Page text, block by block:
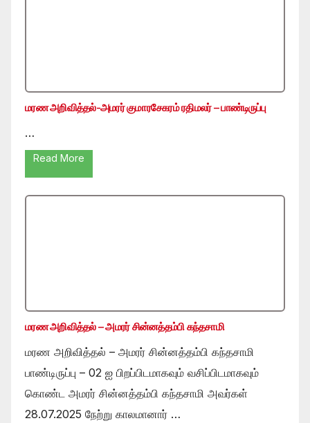
மரண அறிவித்தல்-அமரர் குமாரசேகரம் ரதிமலர் – பாண்டிருப்பு
…
Read More
மரண அறிவித்தல் – அமரர் சின்னத்தம்பி கந்தசாமி
மரண அறிவித்தல் – அமரர் சின்னத்தம்பி கந்தசாமி
பாண்டிருப்பு – 02 ஐ பிறப்பிடமாகவும் வசிப்பிடமாகவும்
கொண்ட அமரர் சின்னத்தம்பி கந்தசாமி அவர்கள்
28.07.2025 நேற்று காலமானார் …